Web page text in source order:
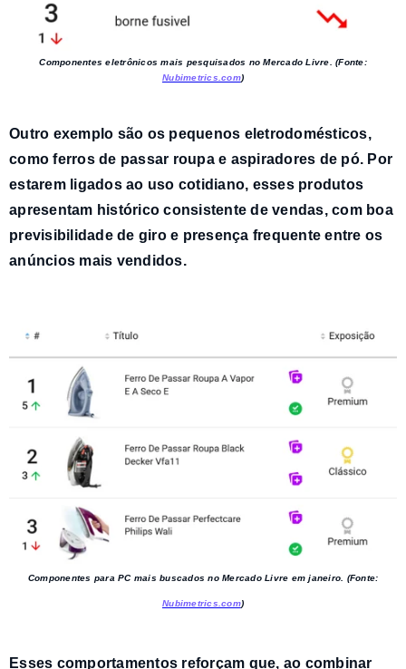
Componentes eletrônicos mais pesquisados no Mercado Livre. (Fonte:
Nubimetrics.com)
Outro exemplo são os pequenos eletrodomésticos,
comoferros de passar roupa e aspiradores de pó. Por
estarem ligados ao uso cotidiano, esses produtos
apresentam histórico consistente de vendas, com boa
previsibilidade de giro e presença frequente entre os
anúncios mais vendidos.
Componentes para PC mais buscados no Mercado Livre em janeiro. (Fonte:
Nubimetrics.com)
Esses comportamentos reforçam que, ao combinar